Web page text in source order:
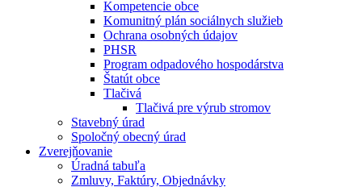
Kompetencie obce
Komunitný plán sociálnych služieb
Ochrana osobných údajov
PHSR
Program odpadového hospodárstva
Štatút obce
Tlačivá
Tlačivá pre výrub stromov
Stavebný úrad
Spoločný obecný úrad
Zverejňovanie
Úradná tabuľa
Zmluvy, Faktúry, Objednávky